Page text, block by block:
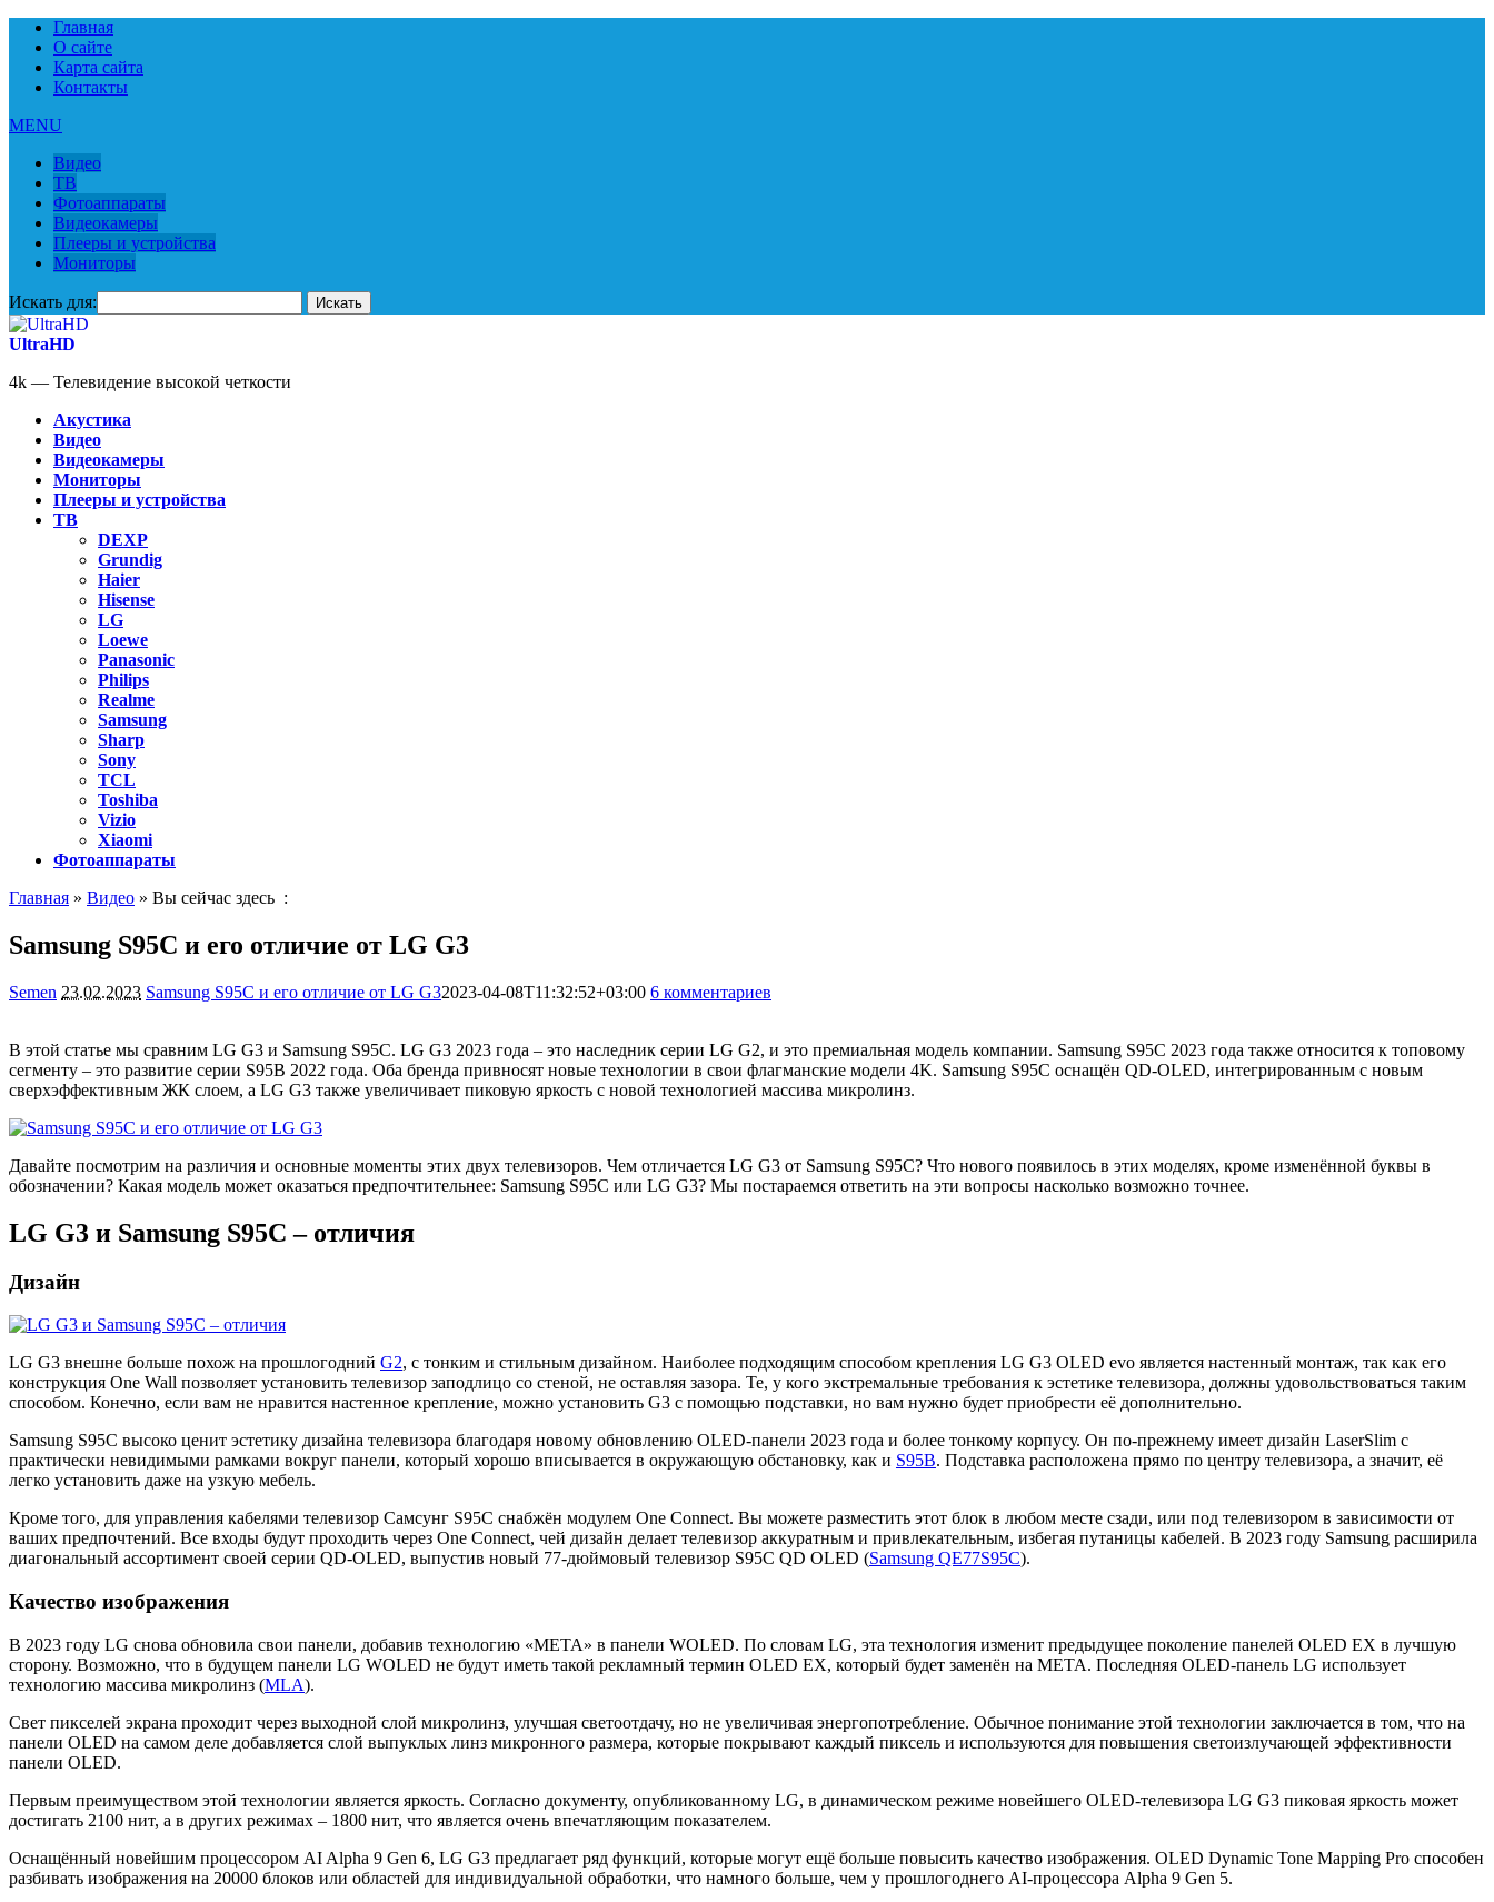
Главная
О сайте
Карта сайта
Контакты
MENU
Видео
ТВ
Фотоаппараты
Видеокамеры
Плееры и устройства
Мониторы
Искать для:
UltraHD
4k — Телевидение высокой четкости
Акустика
Видео
Видеокамеры
Мониторы
Плееры и устройства
ТВ
DEXP
Grundig
Haier
Hisense
LG
Loewe
Panasonic
Philips
Realme
Samsung
Sharp
Sony
TCL
Toshiba
Vizio
Xiaomi
Фотоаппараты
Главная » Видео » Вы сейчас здесь :
Samsung S95C и его отличие от LG G3
Semen 23.02.2023 Samsung S95C и его отличие от LG G32023-04-08T11:32:52+03:00 6 комментариев
В этой статье мы сравним LG G3 и Samsung S95C. LG G3 2023 года – это наследник серии LG G2, и это премиальная модель компании. Samsung S95C 2023 года также относится к топовому
сегменту – это развитие серии S95B 2022 года. Оба бренда привносят новые технологии в свои флагманские модели 4K. Samsung S95C оснащён QD-OLED, интегрированным с новым
сверхэффективным ЖК слоем, а LG G3 также увеличивает пиковую яркость с новой технологией массива микролинз.
Давайте посмотрим на различия и основные моменты этих двух телевизоров. Чем отличается LG G3 от Samsung S95C? Что нового появилось в этих моделях, кроме изменённой буквы в
обозначении? Какая модель может оказаться предпочтительнее: Samsung S95C или LG G3? Мы постараемся ответить на эти вопросы насколько возможно точнее.
LG G3 и Samsung S95C – отличия
Дизайн
LG G3 внешне больше похож на прошлогодний G2, с тонким и стильным дизайном. Наиболее подходящим способом крепления LG G3 OLED evo является настенный монтаж, так как его
конструкция One Wall позволяет установить телевизор заподлицо со стеной, не оставляя зазора. Те, у кого экстремальные требования к эстетике телевизора, должны удовольствоваться таким
способом. Конечно, если вам не нравится настенное крепление, можно установить G3 с помощью подставки, но вам нужно будет приобрести её дополнительно.
Samsung S95C высоко ценит эстетику дизайна телевизора благодаря новому обновлению OLED-панели 2023 года и более тонкому корпусу. Он по-прежнему имеет дизайн LaserSlim с
практически невидимыми рамками вокруг панели, который хорошо вписывается в окружающую обстановку, как и S95B. Подставка расположена прямо по центру телевизора, а значит, её
легко установить даже на узкую мебель.
Кроме того, для управления кабелями телевизор Самсунг S95C снабжён модулем One Connect. Вы можете разместить этот блок в любом месте сзади, или под телевизором в зависимости от
ваших предпочтений. Все входы будут проходить через One Connect, чей дизайн делает телевизор аккуратным и привлекательным, избегая путаницы кабелей. В 2023 году Samsung расширила
диагональный ассортимент своей серии QD-OLED, выпустив новый 77-дюймовый телевизор S95C QD OLED (Samsung QE77S95C).
Качество изображения
В 2023 году LG снова обновила свои панели, добавив технологию «META» в панели WOLED. По словам LG, эта технология изменит предыдущее поколение панелей OLED EX в лучшую
сторону. Возможно, что в будущем панели LG WOLED не будут иметь такой рекламный термин OLED EX, который будет заменён на META. Последняя OLED-панель LG использует
технологию массива микролинз (MLA).
Свет пикселей экрана проходит через выходной слой микролинз, улучшая светоотдачу, но не увеличивая энергопотребление. Обычное понимание этой технологии заключается в том, что на
панели OLED на самом деле добавляется слой выпуклых линз микронного размера, которые покрывают каждый пиксель и используются для повышения светоизлучающей эффективности
панели OLED.
Первым преимуществом этой технологии является яркость. Согласно документу, опубликованному LG, в динамическом режиме новейшего OLED-телевизора LG G3 пиковая яркость может
достигать 2100 нит, а в других режимах – 1800 нит, что является очень впечатляющим показателем.
Оснащённый новейшим процессором AI Alpha 9 Gen 6, LG G3 предлагает ряд функций, которые могут ещё больше повысить качество изображения. OLED Dynamic Tone Mapping Pro способен
разбивать изображения на 20000 блоков или областей для индивидуальной обработки, что намного больше, чем у прошлогоднего AI-процессора Alpha 9 Gen 5.